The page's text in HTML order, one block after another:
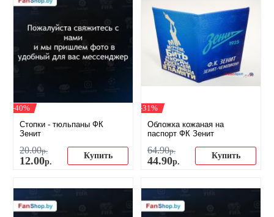
-40%
​Стопки - тюльпаны ФК
Зенит
20.00р.
12.00р.
Купить
-31%
Обложка кожаная на
паспорт ФК Зенит
64.90р.
44.90р.
Купить